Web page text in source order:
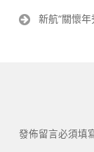
導
覽
新航“關懷
發佈留言必須填